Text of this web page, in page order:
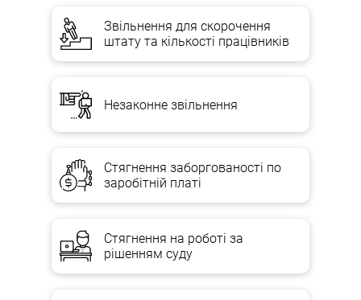
Звільнення для скорочення
штату та кількості працівників
Незаконне звільнення
Стягнення заборгованості по
заробітній платі
Стягнення на роботі за
рішенням суду